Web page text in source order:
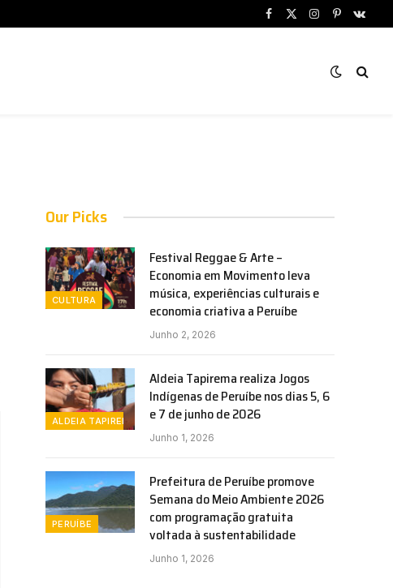
Facebook
X
Instagram
Pinterest
Our Picks
CULTURA
Festival Reggae & Arte –
Economia em Movimento leva
música, experiências culturais e
economia criativa a Peruíbe
Junho 2, 2026
ALDEIA TAPIREMA
Aldeia Tapirema realiza Jogos
Indígenas de Peruíbe nos dias 5, 6
e 7 de junho de 2026
Junho 1, 2026
PERUÍBE
Prefeitura de Peruíbe promove
Semana do Meio Ambiente 2026
com programação gratuita
voltada à sustentabilidade
Junho 1, 2026